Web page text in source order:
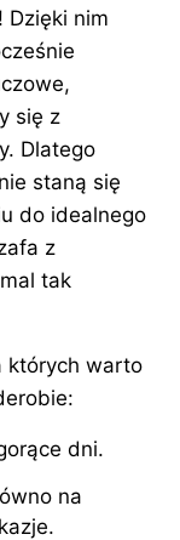
Dzięki nim
się z
Dlatego
staną się
do idealnego
z
tak
których warto
dni.
na